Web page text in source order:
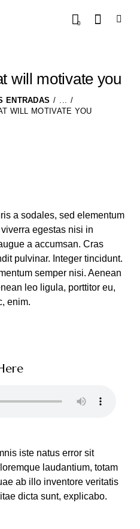
0
will motivate you
ENTRADAS
...
WILL MOTIVATE YOU
a sodales, sed elementum
egestas nisi in
a accumsan. Cras
pulvinar. Integer tincidunt.
semper nisi. Aenean
leo ligula, porttitor eu,
enim.
iste natus error sit
laudantium, totam
ab illo inventore veritatis
dicta sunt, explicabo.